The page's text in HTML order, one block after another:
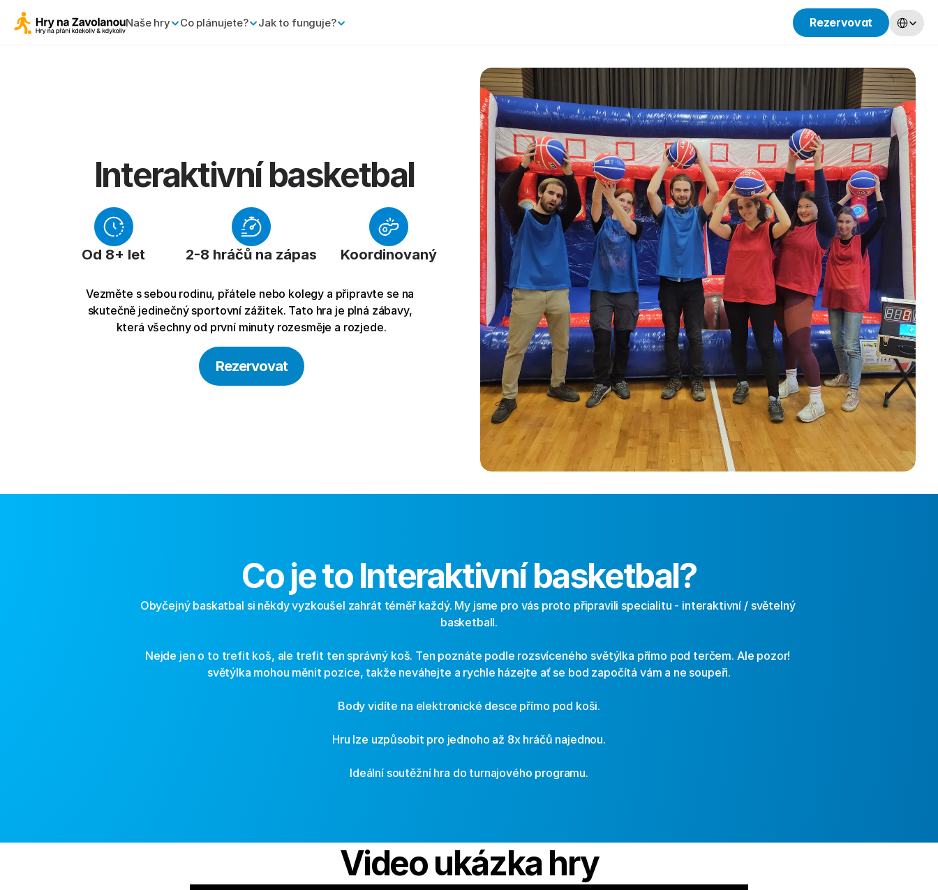
Naše hry Co plánujete? Jak to funguje? Rezervovat
Select
Interaktivní basketbal
Od 8+ let 2-8 hráčů na zápas Koordinovaný
Vezměte s sebou rodinu, přátele nebo kolegy a připravte se na
skutečně jedinečný sportovní zážitek. Tato hra je plná zábavy,
která všechny od první minuty rozesměje a rozjede.
Rezervovat
Co je to Interaktivní basketbal?
Obyčejný baskatbal si někdy vyzkoušel zahrát téměř každý. My jsme pro vás proto připravili specialitu - interaktivní / světelný
basketball.
Nejde jen o to trefit koš, ale trefit ten správný koš. Ten poznáte podle rozsvíceného světýlka přímo pod terčem. Ale pozor!
světýlka mohou měnit pozice, takže neváhejte a rychle házejte ať se bod započítá vám a ne soupeři.
Body vidíte na elektronické desce přímo pod koši.
Hru lze uzpůsobit pro jednoho až 8x hráčů najednou.
Ideální soutěžní hra do turnajového programu.
Video ukázka hry